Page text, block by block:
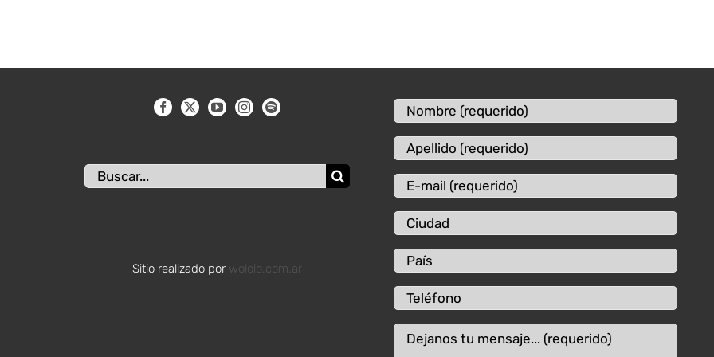
Buscar:
Sitio realizado por wololo.com.ar